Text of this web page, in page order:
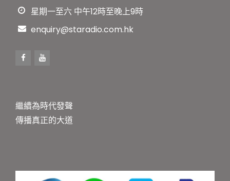
星期一至六 中午12時至晚上9時
enquiry@staradio.com.hk
繼續為時代發聲
傳播真正的大道